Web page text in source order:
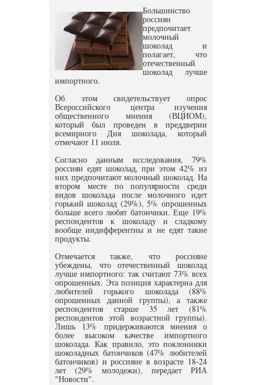
Большинство
россиян
предпочитает
молочный
шоколад и
полагает, что
отечественный
шоколад лучше
импортного.
Об этом свидетельствует опрос
Всероссийского центра изучения
общественного мнения (ВЦИОМ),
который был проведен в преддверии
всемирного Дня шоколада, который
отмечают 11 июля.
Согласно данным исследования, 79%
россиян едят шоколад, при этом 42% из
них предпочитают молочный шоколад. На
втором месте по популярности среди
видов шоколада после молочного идет
горький шоколад (29%), 5% опрошенных
больше всего любят батончики. Еще 19%
респондентов к шоколаду и сладкому
вообще индифферентны и не едят такие
продукты.
Отмечается также, что россияне
убеждены, что отечественный шоколад
лучше импортного: так считают 73% всех
опрошенных. Эта позиция характерна для
любителей горького шоколада (88%
опрошенных данной группы), а также
респондентов старше 35 лет (81%
респондентов этой возрастной группы).
Лишь 13% придерживаются мнения о
более высоком качестве импортного
шоколада. Как правило, это поклонники
шоколадных батончиков (47% любителей
батончиков) и россияне в возрасте 18-24
лет (29% молодежи), передает РИА
"Новости".